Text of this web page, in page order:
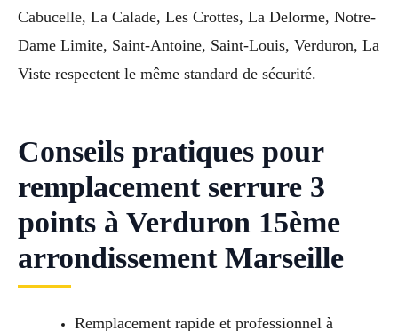
Cabucelle, La Calade, Les Crottes, La Delorme, Notre-
Dame Limite, Saint-Antoine, Saint-Louis, Verduron, La
Viste respectent le même standard de sécurité.
Conseils pratiques pour
remplacement serrure 3
points à Verduron 15ème
arrondissement Marseille
Remplacement rapide et professionnel à